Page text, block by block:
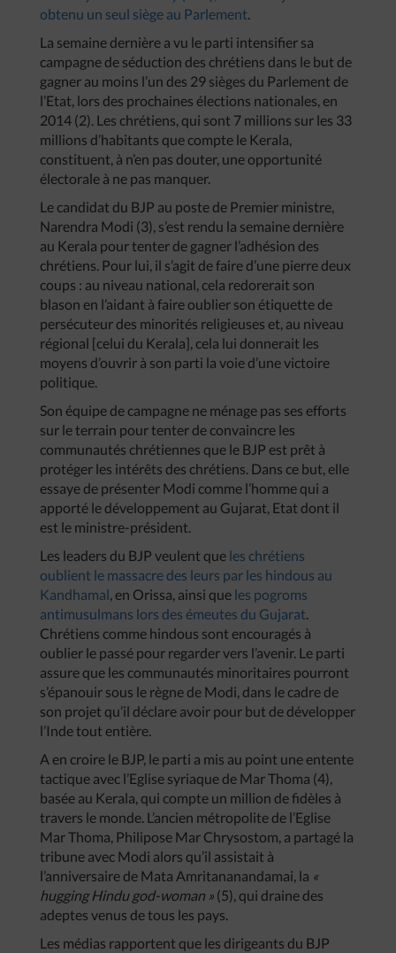
obtenu un seul siège au Parlement.
La semaine dernière a vu le parti intensifier sa
campagne de séduction des chrétiens dans le but de
gagner au moins l’un des 29 sièges du Parlement de
l’Etat, lors des prochaines élections nationales, en
2014 (2). Les chrétiens, qui sont 7 millions sur les 33
millions d’habitants que compte le Kerala,
constituent, à n’en pas douter, une opportunité
électorale à ne pas manquer.
Le candidat du BJP au poste de Premier ministre,
Narendra Modi (3), s’est rendu la semaine dernière
au Kerala pour tenter de gagner l’adhésion des
chrétiens. Pour lui, il s’agit de faire d’une pierre deux
coups : au niveau national, cela redorerait son
blason en l’aidant à faire oublier son étiquette de
persécuteur des minorités religieuses et, au niveau
régional [celui du Kerala], cela lui donnerait les
moyens d’ouvrir à son parti la voie d’une victoire
politique.
Son équipe de campagne ne ménage pas ses efforts
sur le terrain pour tenter de convaincre les
communautés chrétiennes que le BJP est prêt à
protéger les intérêts des chrétiens. Dans ce but, elle
essaye de présenter Modi comme l’homme qui a
apporté le développement au Gujarat, Etat dont il
est le ministre-président.
Les leaders du BJP veulent que les chrétiens
oublient le massacre des leurs par les hindous au
Kandhamal, en Orissa, ainsi que les pogroms
antimusulmans lors des émeutes du Gujarat.
Chrétiens comme hindous sont encouragés à
oublier le passé pour regarder vers l’avenir. Le parti
assure que les communautés minoritaires pourront
s’épanouir sous le règne de Modi, dans le cadre de
son projet qu’il déclare avoir pour but de développer
l’Inde tout entière.
A en croire le BJP, le parti a mis au point une entente
tactique avec l’Eglise syriaque de Mar Thoma (4),
basée au Kerala, qui compte un million de fidèles à
travers le monde. L’ancien métropolite de l’Eglise
Mar Thoma, Philipose Mar Chrysostom, a partagé la
tribune avec Modi alors qu’il assistait à
l’anniversaire de Mata Amritananandamai, la «
hugging Hindu god-woman » (5), qui draine des
adeptes venus de tous les pays.
Les médias rapportent que les dirigeants du BJP